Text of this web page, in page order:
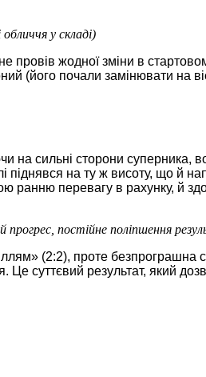
обличчя у складі)
жодної зміни в
почали замінювати на
на сильні сторони
на ту ж висоту, що й
ранню перевагу в рахунку, й
постійне поліпшення
(2:2), проте безпрограшна
Це суттєвий результат, який